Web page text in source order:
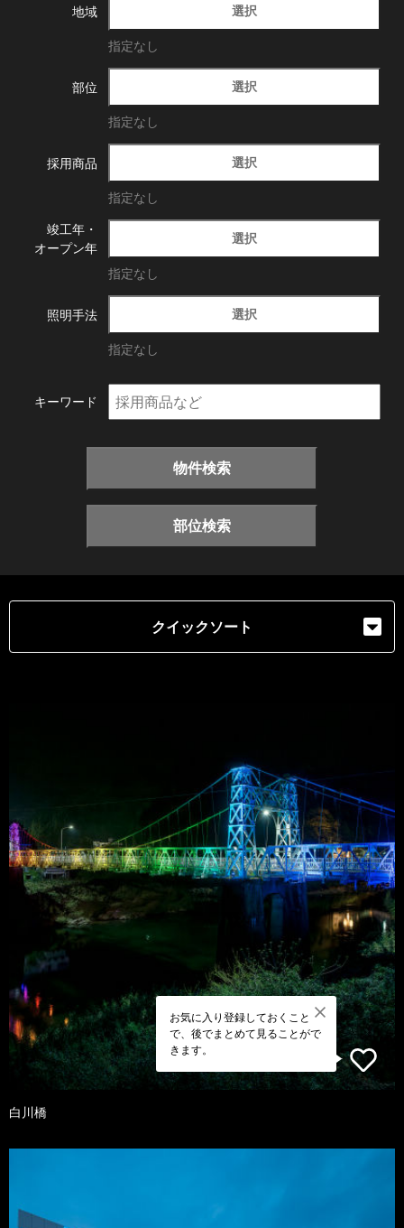
地域 選択
指定なし
部位 選択
指定なし
採用商品 選択
指定なし
竣工年・
オープン年
選択
指定なし
照明手法 選択
指定なし
キーワード
物件検索
部位検索
クイックソート
お気に入り登録しておくこと
で、後でまとめて見ることがで
きます。
白川橋